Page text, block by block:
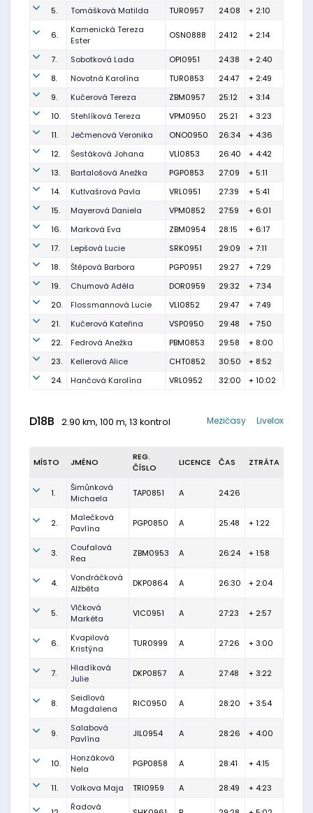
5.
Tomášková Matilda TUR0957 24:08 + 2:10
6.
Kamenická Tereza
Ester
OSN0888 24:12 + 2:14
7. Sobotková Lada OPI0951 24:38
+ 2:40
8.
Novotná Karolína TUR0853 24:47
+ 2:49
9.
Kučerová Tereza ZBM0957 25:12
+ 3:14
10.
Stehlíková Tereza VPM0950 25:21
+ 3:23
11.
Ječmenová Veronika ONO0950 26:34
+ 4:36
12.
Šestáková Johana VLI0853 26:40
+ 4:42
13.
Bartalošová Anežka PGP0853 27:09
+ 5:11
14.
Kutlvašrová Pavla VRL0951 27:39
+ 5:41
15.
Mayerová Daniela VPM0852 27:59
+ 6:01
16.
Marková Eva ZBM0954 28:15
+ 6:17
17.
Lepšová Lucie SRK0951 29:09
+ 7:11
18.
Štěpová Barbora PGP0951 29:27
+ 7:29
19.
Chumová Adéla DOR0959 29:32
+ 7:34
20.
Flossmannová Lucie VLI0852 29:47
+ 7:49
21.
Kučerová Kateřina VSP0950 29:48
+ 7:50
22.
Fedrová Anežka PBM0853 29:58
+ 8:00
23.
Kellerová Alice CHT0852 30:50
+ 8:52
24.
Hančová Karolína VRL0952 32:00 + 10:02
D18B 2.90 km, 100 m, 13 kontrol Livelox
Mezičasy
MÍSTO JMÉNO
REG.
ČÍSLO
LICENCE ČAS ZTRÁTA
1.
Šimůnková
Michaela
TAP0851 A 24:26
2.
Malečková
Pavlína
PGP0850 A 25:48 + 1:22
3.
Coufalová
Rea
ZBM0953 A 26:24 + 1:58
4.
Vondráčková
Alžběta
DKP0864 A 26:30 + 2:04
5.
Vlčková
Markéta
VIC0951 A 27:23 + 2:57
6.
Kvapilová
Kristýna
TUR0999 A 27:26 + 3:00
7.
Hladíková
Julie
DKP0857 A 27:48 + 3:22
8.
Seidlová
Magdalena
RIC0950 A 28:20 + 3:54
9.
Salabová
Pavlína
JIL0954 A 28:26 + 4:00
10.
Honzáková
Nela
PGP0858 A 28:41 + 4:15
11. Volkova Maja TRI0959 A 28:49 + 4:23
Řadová